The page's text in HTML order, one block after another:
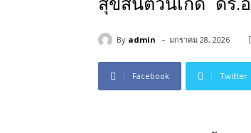
By admin - มกราคม 28, 2026
Facebook Twitter